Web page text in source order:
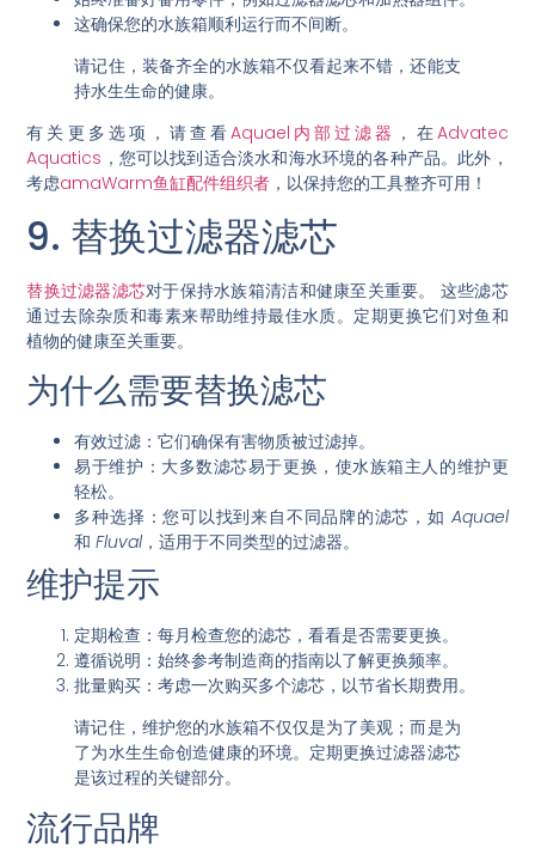
这确保您的水族箱顺利运行而不间断。
请记住，装备齐全的水族箱不仅看起来不错，还能支
持水生生命的健康。
有关更多选项，请查看Aquael内部过滤器 ，在Advatec
Aquatics ，您可以找到适合淡水和海水环境的各种产品。此外，
考虑amaWarm鱼缸配件组织者 ，以保持您的工具整齐可用！
9. 替换过滤器滤芯
替换过滤器滤芯对于保持水族箱清洁和健康至关重要。 这些滤芯
通过去除杂质和毒素来帮助维持最佳水质。定期更换它们对鱼和
植物的健康至关重要。
为什么需要替换滤芯
有效过滤 ：它们确保有害物质被过滤掉。
易于维护 ：大多数滤芯易于更换，使水族箱主人的维护更
轻松。
多种选择 ：您可以找到来自不同品牌的滤芯，如 Aquael
和Fluval，适用于不同类型的过滤器。
维护提示
定期检查 ：每月检查您的滤芯，看看是否需要更换。
遵循说明 ：始终参考制造商的指南以了解更换频率。
批量购买 ：考虑一次购买多个滤芯，以节省长期费用。
请记住，维护您的水族箱不仅仅是为了美观；而是为
了为水生生命创造健康的环境。定期更换过滤器滤芯
是该过程的关键部分。
流行品牌